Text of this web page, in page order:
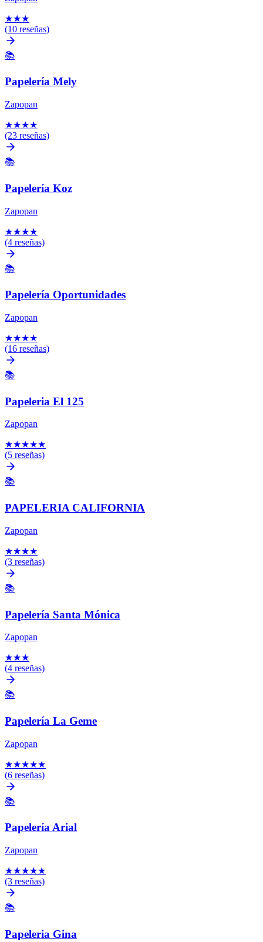
★★★
(10 reseñas)
📚
Papelería Mely
Zapopan
★★★★
(23 reseñas)
📚
Papelería Koz
Zapopan
★★★★
(4 reseñas)
📚
Papelería Oportunidades
Zapopan
★★★★
(16 reseñas)
📚
Papeleria El 125
Zapopan
★★★★★
(5 reseñas)
📚
PAPELERIA CALIFORNIA
Zapopan
★★★★
(3 reseñas)
📚
Papelería Santa Mónica
Zapopan
★★★
(4 reseñas)
📚
Papelería La Geme
Zapopan
★★★★★
(6 reseñas)
📚
Papelería Arial
Zapopan
★★★★★
(3 reseñas)
📚
Papeleria Gina